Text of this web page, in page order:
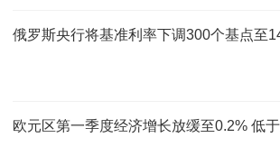
俄罗斯央行将基准利率下调300个基点至
欧元区第一季度经济增长放缓至0.2% 低